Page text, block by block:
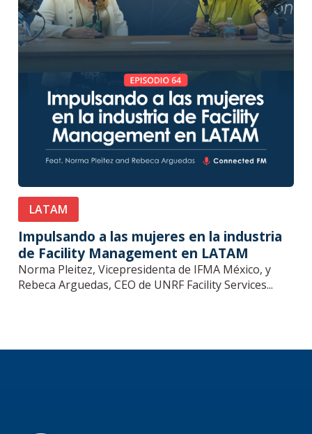
LATAM
Impulsando a las mujeres en la industria
de Facility Management en LATAM
Norma Pleitez, Vicepresidenta de IFMA México, y
Rebeca Arguedas, CEO de UNRF Facility Services...